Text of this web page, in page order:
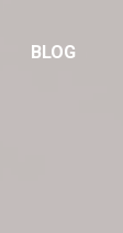
BLOG